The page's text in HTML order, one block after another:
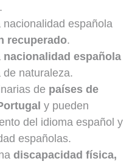
.
española
recuperado.
nacionalidad española
de naturaleza.
de países de
y pueden
del idioma español y
españolas.
discapacidad física,